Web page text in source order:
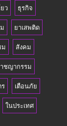
ว ธุรกิจ
ยาเสพติด
ม สังคม
ชญากรรม
ร เตือนภัย
ในประเทศ